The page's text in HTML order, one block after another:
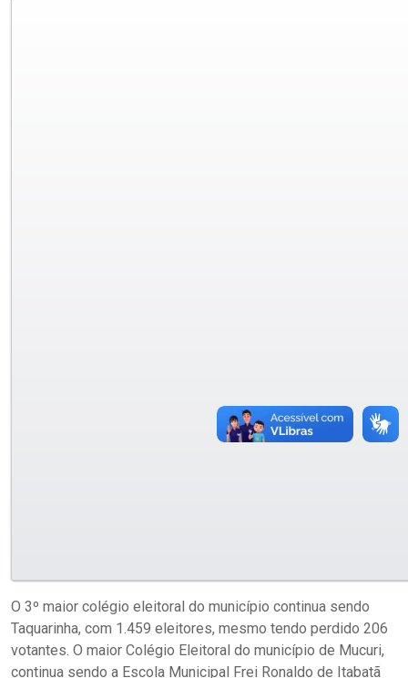
O 3º maior colégio eleitoral do município continua sendo
Taquarinha, com 1.459 eleitores, mesmo tendo perdido 206
votantes. O maior Colégio Eleitoral do município de Mucuri,
continua sendo a Escola Municipal Frei Ronaldo de Itabatã